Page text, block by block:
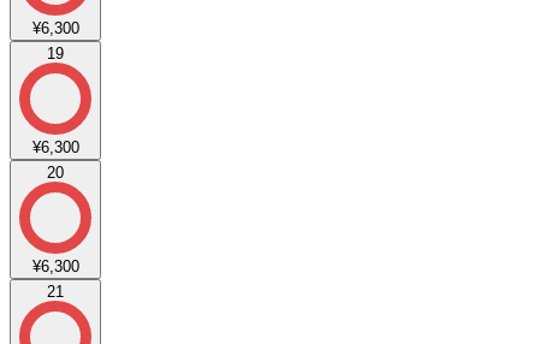
¥6,300
19
¥6,300
20
¥6,300
21